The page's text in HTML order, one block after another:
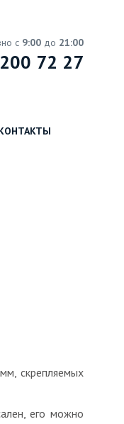
с 9:00 до 21:00
72 27
скрепляемых
его можно